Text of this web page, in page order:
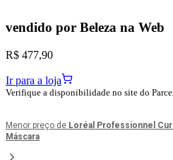
vendido por Beleza na Web
R$ 477,90
Ir para a loja
Verifique a disponibilidade no site do
Menor preço de Loréal Professionnel
Máscara